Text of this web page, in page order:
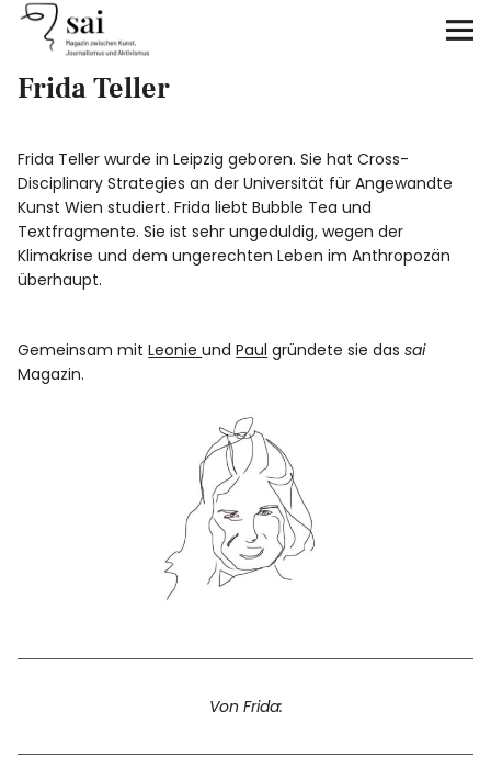
sai
Unterstützen
Klimagerechtigkeit
Antirassismus
Feminismen
Generation XYZ
Instagram
Frida Teller
Frida Teller wurde in Leipzig geboren. Sie hat Cross-
Disciplinary Strategies an der Universität für Angewandte
Kunst Wien studiert. Frida liebt Bubble Tea und
Textfragmente. Sie ist sehr ungeduldig, wegen der
Klimakrise und dem ungerechten Leben im Anthropozän
überhaupt.
Gemeinsam mitLeonieundPaul gründete sie dassai
Magazin.
Von Frida: